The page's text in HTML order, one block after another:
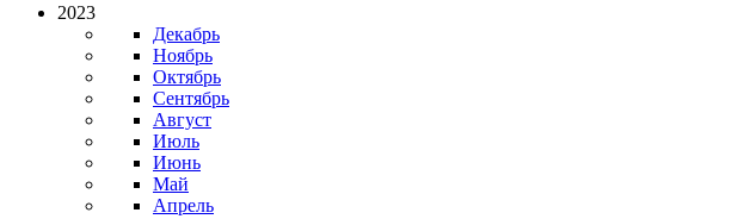
2023
Декабрь
Ноябрь
Октябрь
Сентябрь
Август
Июль
Июнь
Май
Апрель